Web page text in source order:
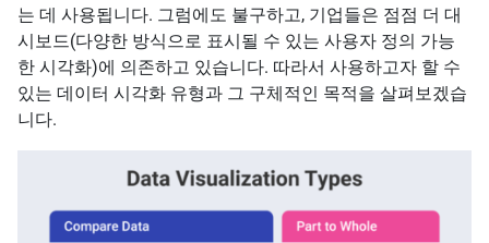
는 데 사용됩니다. 그럼에도 불구하고, 기업들은 점점 더 대
시보드(다양한 방식으로 표시될 수 있는 사용자 정의 가능
한 시각화)에 의존하고 있습니다. 따라서 사용하고자 할 수
있는 데이터 시각화 유형과 그 구체적인 목적을 살펴보겠습
니다.